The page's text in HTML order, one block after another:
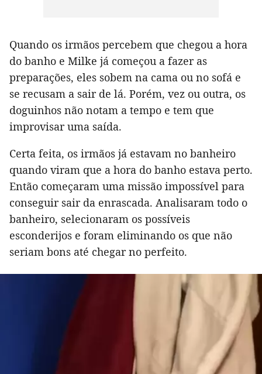
Quando os irmãos percebem que chegou a hora
do banho e Milke já começou a fazer as
preparações, eles sobem na cama ou no sofá e
se recusam a sair de lá. Porém, vez ou outra, os
doguinhos não notam a tempo e tem que
improvisar uma saída.
Certa feita, os irmãos já estavam no banheiro
quando viram que a hora do banho estava perto.
Então começaram uma missão impossível para
conseguir sair da enrascada. Analisaram todo o
banheiro, selecionaram os possíveis
esconderijos e foram eliminando os que não
seriam bons até chegar no perfeito.